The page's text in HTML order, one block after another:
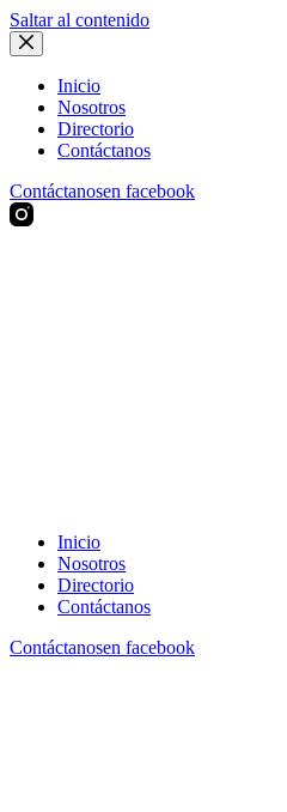
Saltar al contenido
Inicio
Nosotros
Directorio
Contáctanos
Contáctanosen facebook
Inicio
Nosotros
Directorio
Contáctanos
Contáctanosen facebook